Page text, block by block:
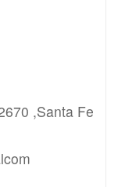
,Santa Fe